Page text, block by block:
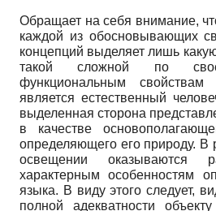
Обращает на себя внимание,
каждой из обосновывающих
концепций выделяет лишь
такой сложной по
функциональным свойствам
является естественный
выделенная сторона
в качестве
определяющего его природу. В
освещении оказываются
характерным особенностям
языка. В виду этого следует,
полной адекватности